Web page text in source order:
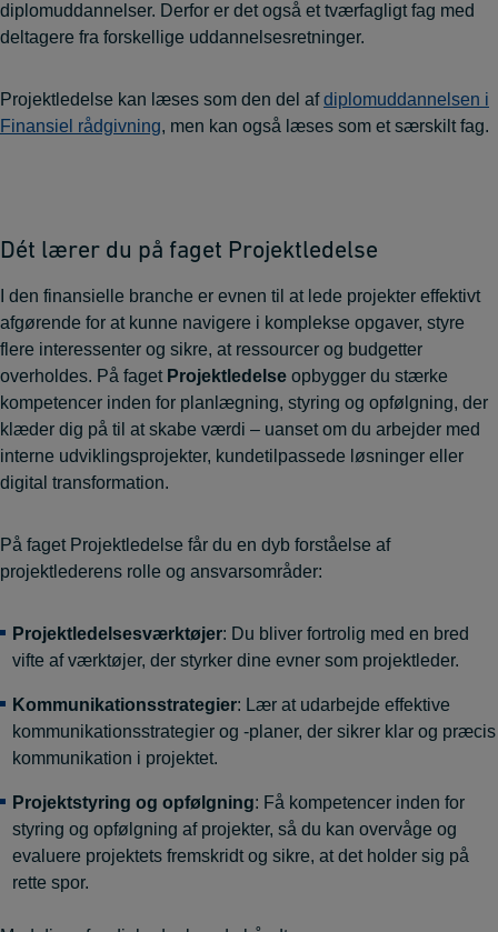
diplomuddannelser. Derfor er det også et tværfagligt fag med
deltagere fra forskellige uddannelsesretninger.
Projektledelse kan læses som den del afdiplomuddannelsen i
Finansiel rådgivning, men kan også læses som et særskilt fag.
Dét lærer du på faget Projektledelse
I den finansielle branche er evnen til at lede projekter effektivt
afgørende for at kunne navigere i komplekse opgaver, styre
flere interessenter og sikre, at ressourcer og budgetter
overholdes. På faget Projektledelse opbygger du stærke
kompetencer inden for planlægning, styring og opfølgning, der
klæder dig på til at skabe værdi – uanset om du arbejder med
interne udviklingsprojekter, kundetilpassede løsninger eller
digital transformation.
På faget Projektledelse får du en dyb forståelse af
projektlederens rolle og ansvarsområder:
Projektledelsesværktøjer: Du bliver fortrolig med en bred
vifte af værktøjer, der styrker dine evner som projektleder.
Kommunikationsstrategier: Lær at udarbejde effektive
kommunikationsstrategier og -planer, der sikrer klar og præcis
kommunikation i projektet.
Projektstyring og opfølgning: Få kompetencer inden for
styring og opfølgning af projekter, så du kan overvåge og
evaluere projektets fremskridt og sikre, at det holder sig på
rette spor.